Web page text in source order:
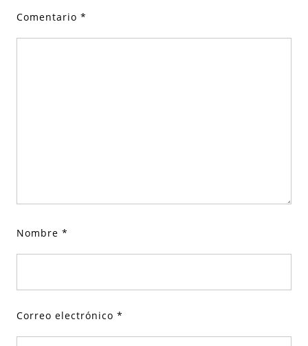
Comentario *
Nombre *
Correo electrónico *